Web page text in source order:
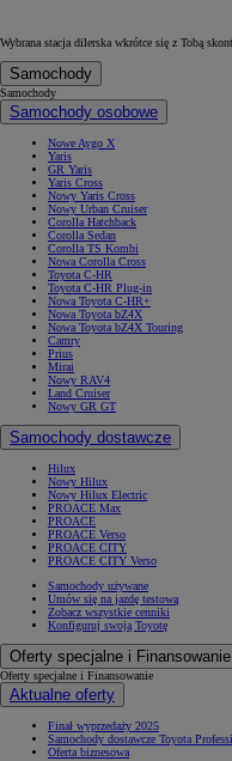
Wybrana stacja dilerska wkrótce się z Tobą
Samochody
Samochody
Samochody osobowe
Nowe Aygo X
Yaris
GR Yaris
Yaris Cross
Nowy Yaris Cross
Nowy Urban Cruiser
Corolla Hatchback
Corolla Sedan
Corolla TS Kombi
Nowa Corolla Cross
Toyota C-HR
Toyota C-HR Plug-in
Nowa Toyota C-HR+
Nowa Toyota bZ4X
Nowa Toyota bZ4X Touring
Camry
Prius
Mirai
Nowy RAV4
Land Cruiser
Nowy GR GT
Samochody dostawcze
Hilux
Nowy Hilux
Nowy Hilux Electric
PROACE Max
PROACE
PROACE Verso
PROACE CITY
PROACE CITY Verso
Samochody używane
Umów się na jazdę testową
Zobacz wszystkie cenniki
Konfiguruj swoją Toyotę
Oferty specjalne i Finansowanie
Oferty specjalne i Finansowanie
Aktualne oferty
Finał wyprzedaży 2025
Samochody dostawcze Toyota
Oferta biznesowa